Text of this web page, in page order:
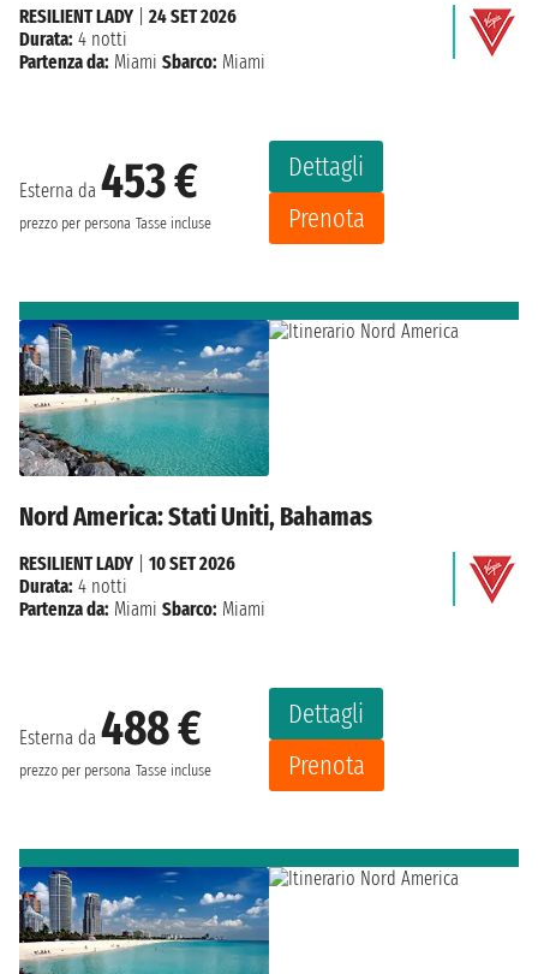
Esterna da 453 €
prezzo per persona Tasse incluse
Dettagli
Prenota
RESILIENT LADY
24 SET 2026
Durata: 4 notti
Partenza da: Miami Sbarco: Miami
Nord America: Stati Uniti, Bahamas
Esterna da 488 €
prezzo per persona Tasse incluse
Dettagli
Prenota
RESILIENT LADY
10 SET 2026
Durata: 4 notti
Partenza da: Miami Sbarco: Miami